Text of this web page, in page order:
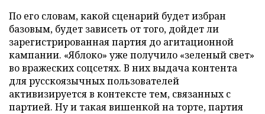
По его словам, какой сценарий будет избран
базовым, будет зависеть от того, дойдет ли
зарегистрированная партия до агитационной
кампании. «Яблоко» уже получило «зеленый свет»
во вражеских соцсетях. В них выдача контента
для русскоязычных пользователей
активизируется в контексте тем, связанных с
партией. Ну и такая вишенкой на торте, партия